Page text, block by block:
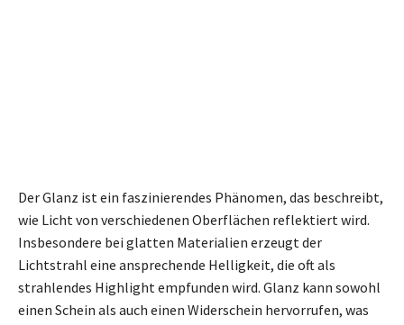
Der Glanz ist ein faszinierendes Phänomen, das beschreibt,
wie Licht von verschiedenen Oberflächen reflektiert wird.
Insbesondere bei glatten Materialien erzeugt der
Lichtstrahl eine ansprechende Helligkeit, die oft als
strahlendes Highlight empfunden wird. Glanz kann sowohl
einen Schein als auch einen Widerschein hervorrufen, was